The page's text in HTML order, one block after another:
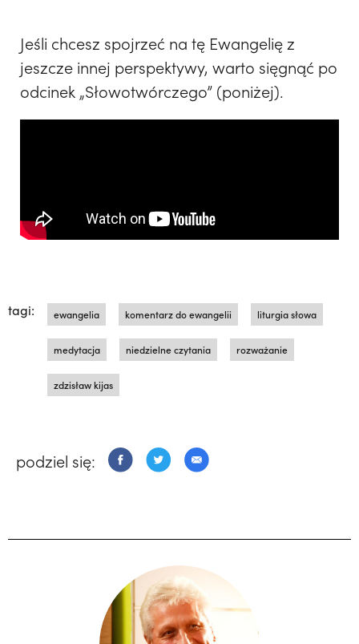
Jeśli chcesz spojrzeć na tę Ewangelię z
jeszcze innej perspektywy, warto sięgnąć po
odcinek „Słowotwórczego” (poniżej).
tagi: ewangelia komentarz do ewangelii liturgia słowa
medytacja niedzielne czytania rozważanie
zdzisław kijas
podziel się: